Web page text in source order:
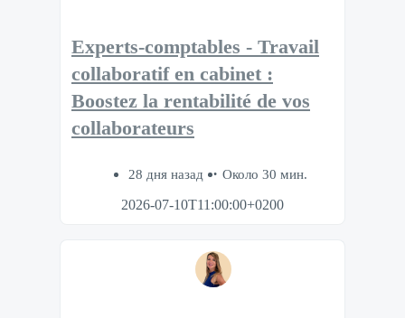
Experts-comptables - Travail
collaboratif en cabinet :
Boostez la rentabilité de vos
collaborateurs
28 дня назад
Около 30 мин.
2026-07-10T11:00:00+0200